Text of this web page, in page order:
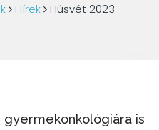
Hírek Húsvét 2023
is